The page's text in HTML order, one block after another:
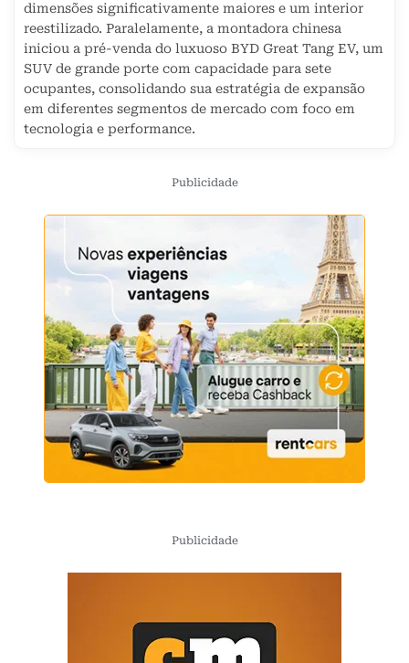
dimensões significativamente maiores e um interior
reestilizado. Paralelamente, a montadora chinesa
iniciou a pré-venda do luxuoso BYD Great Tang EV, um
SUV de grande porte com capacidade para sete
ocupantes, consolidando sua estratégia de expansão
em diferentes segmentos de mercado com foco em
tecnologia e performance.
Publicidade
Publicidade